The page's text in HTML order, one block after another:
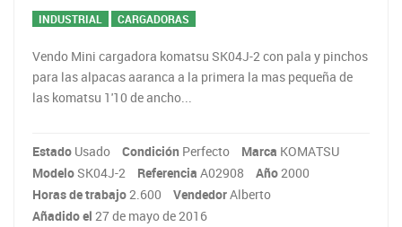
INDUSTRIAL CARGADORAS
Vendo Mini cargadora komatsu SK04J-2 con pala y pinchos
para las alpacas aaranca a la primera la mas pequeña de
las komatsu 1'10 de ancho...
Estado Usado Condición Perfecto Marca KOMATSU
ModeloSK04J-2 Referencia A02908 Año2000
Horas de trabajo2.600 VendedorAlberto
Añadido el 27 de mayo de 2016